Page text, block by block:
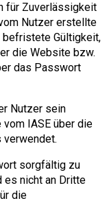
für Zuverlässigkeit
Nutzer erstellte
Gültigkeit,
die Website bzw.
das Passwort
Nutzer sein
IASE über die
sorgfältig zu
es nicht an Dritte
die